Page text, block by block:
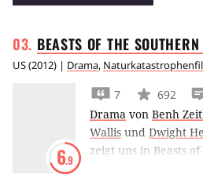
BEASTS OF THE SOUTHERN
US(2012) | Drama,
6.9
7 692
Drama von Benh
Wallis und Dwight
zeigt uns in Beasts